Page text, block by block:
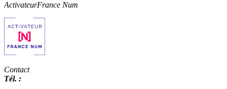
ActivateurFrance Num
Contact
Tél. :